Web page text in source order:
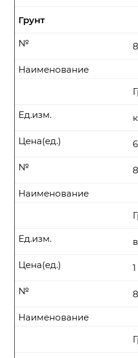
Грунт
№
Наименование
Ед.изм.
Цена(ед.)
№
Наименование
Ед.изм.
Цена(ед.)
№
Наименование